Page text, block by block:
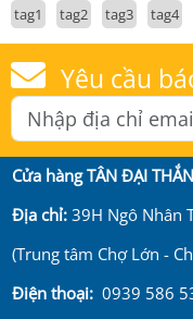
tag1 tag2 tag3 tag4
Yêu cầu
Cửa hàng TÂN ĐẠI
Địa chỉ:39H Ngô Nhân
(Trung tâm Chợ Lớn -
Điện thoại: 0939 586